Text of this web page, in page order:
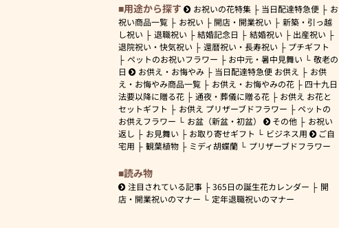
用途から探す お祝いの花特集 当日配達特急便
お
祝い商品一覧
お祝い 開店・開業祝い
新築・引っ越
し祝い
退職祝い 結婚記念日 結婚祝い
出産祝い
退院祝い・快気祝い
還暦祝い・長寿祝い
プチギフト
ペットのお祝いフラワー
お中元・暑中見舞い
敬老の
日
お供え・お悔やみ 当日配達特急便 お供え
お供
え・お悔やみ商品一覧
お供え・お悔やみの花
四十九日
法要以降に贈る花
通夜・葬儀に贈る花
お供え お花と
セットギフト
お供え プリザーブドフラワー
ペットの
お供えフラワー
お盆（新盆・初盆） その他
お祝い
返し
お見舞い お取り寄せギフト ビジネス用
ご自
宅用
観葉植物 ミディ胡蝶蘭 プリザーブドフラワー
読み物
注目されている記事 365日の誕生花カレンダー
開
店・開業祝いのマナー
定年退職祝いのマナー